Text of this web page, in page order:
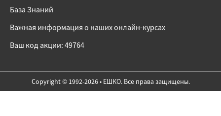
База Знаний
Важная информация о наших онлайн-курсах
Ваш код акции: 49764
Copyright © 1992-2026 • ЕШКО. Все права защищены.